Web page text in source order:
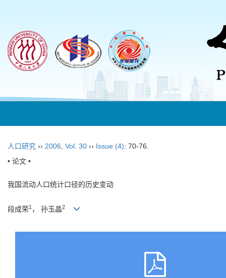
人口研究 ›› 2006 Vol. 30 ›› Issue (4): 70-76.
• 论文 •
我国流动人口统计口径的历史变动
段成荣1 ， 孙玉晶2